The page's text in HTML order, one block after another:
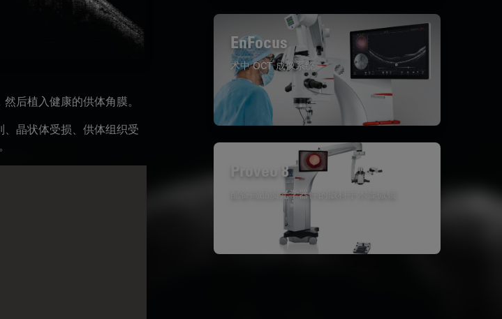
后植入健康的供体角膜。
晶状体受损、供体组织受
。
EnFocus
术中 OCT 成像系统
Proveo 8
配备高品质光学器件的眼科手术显微镜